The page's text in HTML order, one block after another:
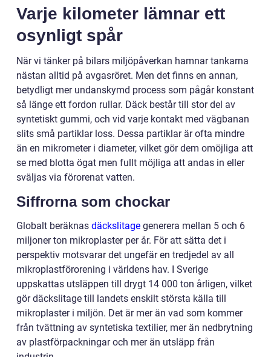
Varje kilometer lämnar ett
osynligt spår
När vi tänker på bilars miljöpåverkan hamnar tankarna
nästan alltid på avgasröret. Men det finns en annan,
betydligt mer undanskymd process som pågår konstant
så länge ett fordon rullar. Däck består till stor del av
syntetiskt gummi, och vid varje kontakt med vägbanan
slits små partiklar loss. Dessa partiklar är ofta mindre
än en mikrometer i diameter, vilket gör dem omöjliga att
se med blotta ögat men fullt möjliga att andas in eller
sväljas via förorenat vatten.
Siffrorna som chockar
Globalt beräknas däckslitage generera mellan 5 och 6
miljoner ton mikroplaster per år. För att sätta det i
perspektiv motsvarar det ungefär en tredjedel av all
mikroplastförorening i världens hav. I Sverige
uppskattas utsläppen till drygt 14 000 ton årligen, vilket
gör däckslitage till landets enskilt största källa till
mikroplaster i miljön. Det är mer än vad som kommer
från tvättning av syntetiska textilier, mer än nedbrytning
av plastförpackningar och mer än utsläpp från